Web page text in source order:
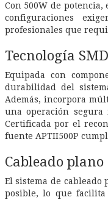
Con 500W de
configuraciones
profesionales que
Tecnología
Equipada con
durabilidad del
Además, incorpora
una operación segura
Certificada por el
fuente APTII500P
Cableado
El sistema de
posible, lo que